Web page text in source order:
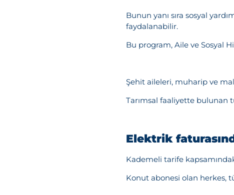
Bunun yanı sıra sosyal
faydalanabilir.
Bu program, Aile ve Sosyal
Şehit aileleri, muharip ve
Tarımsal faaliyette bulunan
Elektrik
Kademeli tarife
Konut abonesi olan herkes,